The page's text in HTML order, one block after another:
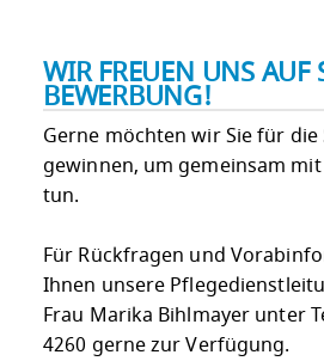
WIR FREUEN UNS AUF
BEWERBUNG!
Gerne möchten wir Sie für die
gewinnen, um gemeinsam
tun.
Für Rückfragen und
Ihnen unsere
Frau Marika Bihlmayer unter
4260 gerne zur Verfügung.